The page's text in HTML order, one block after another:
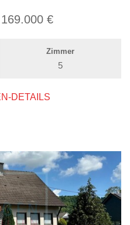
169.000 €
Zimmer
5
DETAILS